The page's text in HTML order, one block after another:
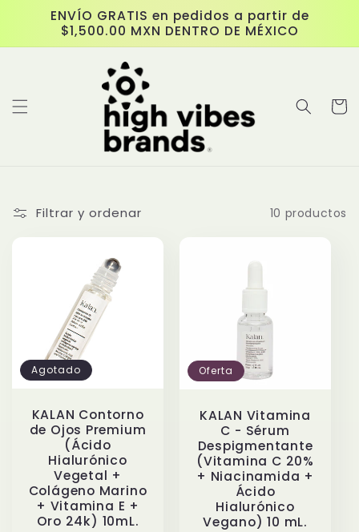
directamente
al contenido
ENVÍO GRATIS en pedidos a partir de
$1,500.00 MXN DENTRO DE MÉXICO
Carrito
Filtrar y ordenar 10 productos
Agotado
KALAN Contorno
de Ojos Premium
(Ácido
Hialurónico
Vegetal +
Colágeno Marino
+ Vitamina E +
Oro 24k) 10mL.
Oferta
KALAN Vitamina
C - Sérum
Despigmentante
(Vitamina C 20%
+ Niacinamida +
Ácido
Hialurónico
Vegano) 10 mL.